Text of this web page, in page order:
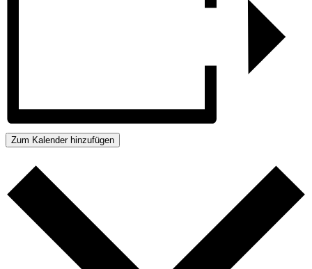
Zum Kalender hinzufügen